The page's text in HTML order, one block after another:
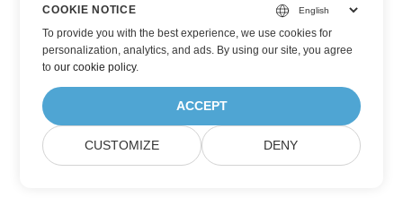
COOKIE NOTICE
To provide you with the best experience, we use cookies for
personalization, analytics, and ads. By using our site, you agree
toour cookie policy.
ACCEPT
CUSTOMIZE DENY